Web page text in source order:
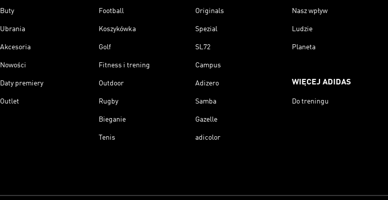
Buty
Ubrania
Akcesoria
Nowości
Daty premiery
Outlet
Football
Koszykówka
Golf
Fitness i trening
Outdoor
Rugby
Bieganie
Tenis
Originals
Spezial
SL72
Campus
Adizero
Samba
Gazelle
adicolor
Nasz wpływ
Ludzie
Planeta
WIĘCEJ ADIDAS
Do treningu